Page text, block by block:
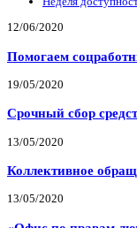
12/06/2020
Помогаем
19/05/2020
Срочный сбор
13/05/2020
Коллективное
13/05/2020